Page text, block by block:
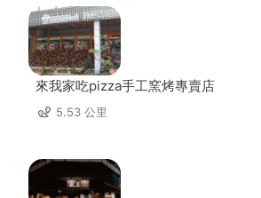
來我家吃pizza手工窯烤專賣店
5.53 公里